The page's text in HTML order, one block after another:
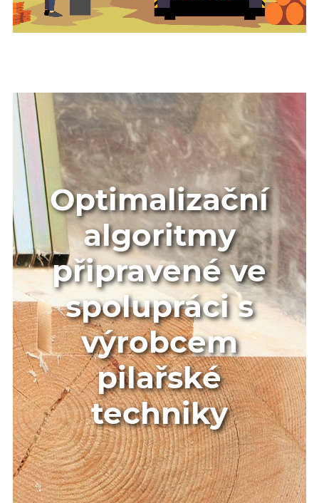
Optimalizační
algoritmy
připravené ve
spolupráci s
výrobcem
pilařské
techniky